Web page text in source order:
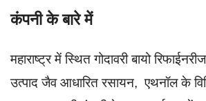
कंपनी के बारे में
महाराष्ट्र में स्थित गोदावरी बायो
उत्पाद जैव आधारित रसायन, एथनॉल के